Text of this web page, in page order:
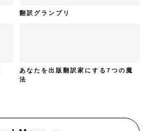
翻訳グランプリ
あなたを出版翻訳家にする7つの魔
法